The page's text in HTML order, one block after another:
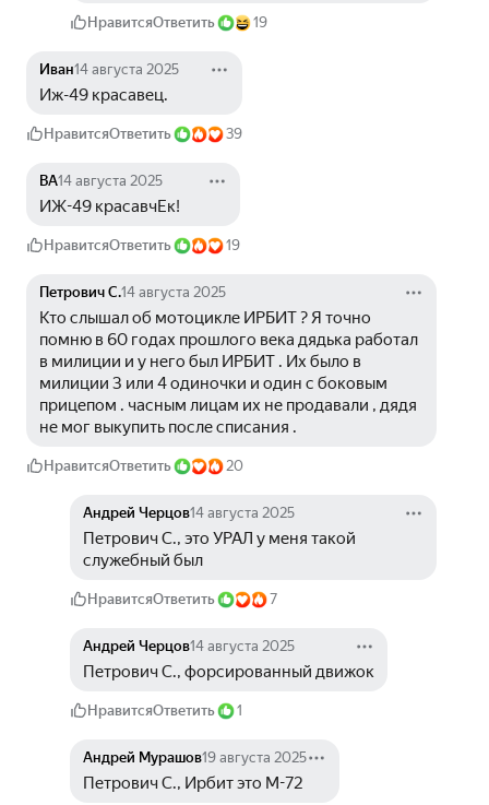
НравитсяОтветить 19
Иван14 августа 2025
Иж-49 красавец.
НравитсяОтветить 39
ВА14 августа 2025
ИЖ-49 красавчЕк!
НравитсяОтветить 19
Петрович С.14 августа 2025
Кто слышал об мотоцикле ИРБИТ ? Я точно
помню в 60 годах прошлого века дядька работал
в милиции и у него был ИРБИТ . Их было в
милиции 3 или 4 одиночки и один с боковым
прицепом . часным лицам их не продавали , дядя
не мог выкупить после списания .
НравитсяОтветить 20
Андрей Черцов14 августа 2025
Петрович С., это УРАЛ у меня такой
служебный был
НравитсяОтветить 7
Андрей Черцов14 августа 2025
Петрович С., форсированный движок
НравитсяОтветить 1
Андрей Мурашов19 августа 2025
Петрович С., Ирбит это М-72